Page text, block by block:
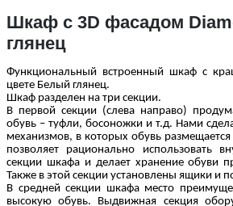
Шкаф с 3D фасадом
глянец
Функциональный встроенный шкаф с
цвете Белый глянец.
Шкаф разделен на три секции.
В первой секции (слева направо)
обувь – туфли, босоножки и т.д. Нами
механизмов, в которых обувь размещается
позволяет рационально использовать
секции шкафа и делает хранение обуви
Также в этой секции установлены ящики и
В средней секции шкафа место
высокую обувь. Выдвижная секция